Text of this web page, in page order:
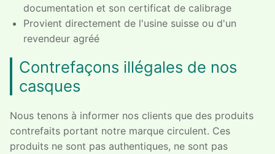
documentation et son certificat de calibrage
Provient directement de l'usine suisse ou d'un
revendeur agréé
Contrefaçons illégales de nos
casques
Nous tenons à informer nos clients que des produits
contrefaits portant notre marque circulent. Ces
produits ne sont pas authentiques, ne sont pas